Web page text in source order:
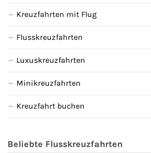
Kreuzfahrten mit Flug
Flusskreuzfahrten
Luxuskreuzfahrten
Minikreuzfahrten
Kreuzfahrt buchen
Beliebte Flusskreuzfahrten